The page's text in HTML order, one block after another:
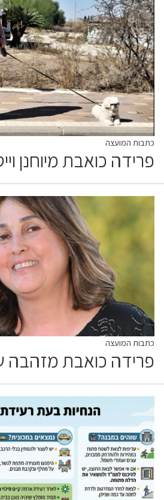
כתבות המועצה
פרידה כואבת מיוחנן
כתבות המועצה
פרידה כואבת מזהבה